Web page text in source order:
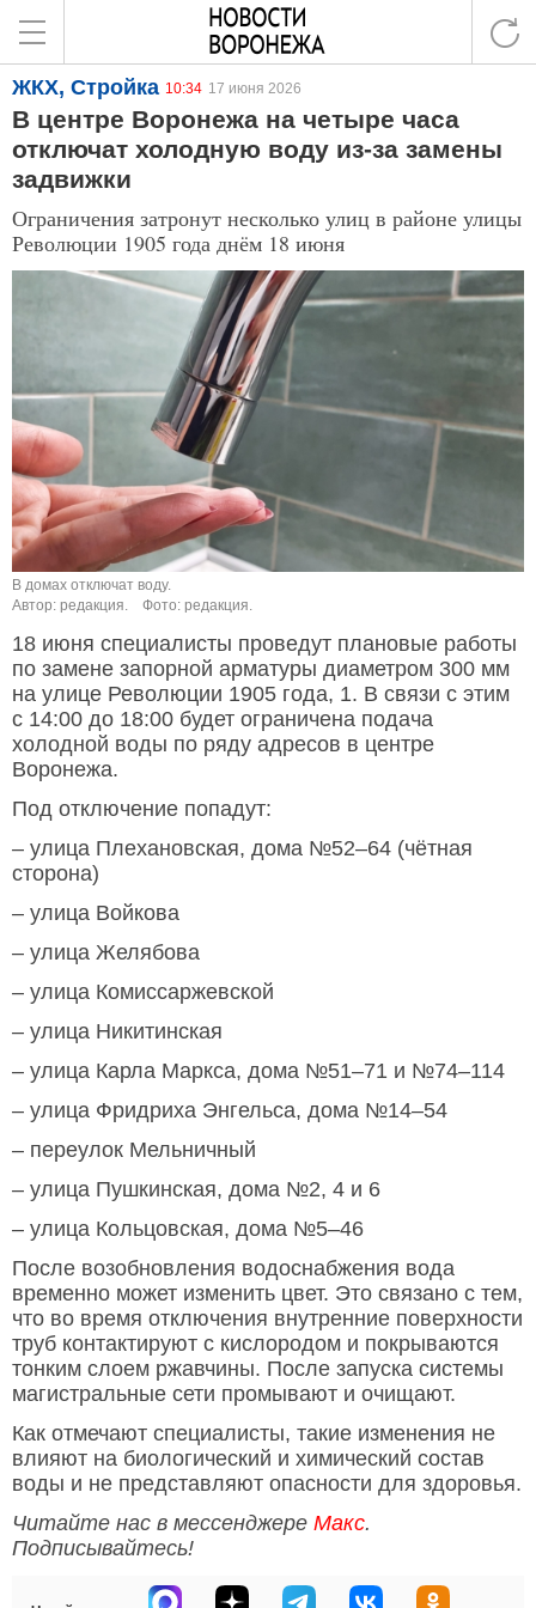
ЖКХ, Стройка 10:34 17 июня 2026
В центре Воронежа на четыре часа
отключат холодную воду из-за замены
задвижки
Ограничения затронут несколько улиц в районе улицы
Революции 1905 года днём 18 июня
В домах отключат воду.
Автор: редакция.
Фото: редакция.
18 июня специалисты проведут плановые работы
по замене запорной арматуры диаметром 300 мм
на улице Революции 1905 года, 1. В связи с этим
с 14:00 до 18:00 будет ограничена подача
холодной воды по ряду адресов в центре
Воронежа.
Под отключение попадут:
– улица Плехановская, дома №52–64 (чётная
сторона)
– улица Войкова
– улица Желябова
– улица Комиссаржевской
– улица Никитинская
– улица Карла Маркса, дома №51–71 и №74–114
– улица Фридриха Энгельса, дома №14–54
– переулок Мельничный
– улица Пушкинская, дома №2, 4 и 6
– улица Кольцовская, дома №5–46
После возобновления водоснабжения вода
временно может изменить цвет. Это связано с тем,
что во время отключения внутренние поверхности
труб контактируют с кислородом и покрываются
тонким слоем ржавчины. После запуска системы
магистральные сети промывают и очищают.
Как отмечают специалисты, такие изменения не
влияют на биологический и химический состав
воды и не представляют опасности для здоровья.
Читайте нас в мессенджере Макс.
Подписывайтесь!